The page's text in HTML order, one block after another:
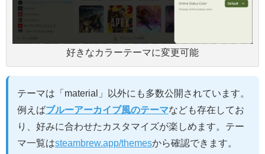
好きなカラーテーマに変更可能
テーマは「material」以外にも多数公開されています。
例えばブルーアーカイブ風のテーマなども存在してお
り、好みに合わせたカスタマイズが楽しめます。テー
マ一覧はsteambrew.app/themesから確認できます。